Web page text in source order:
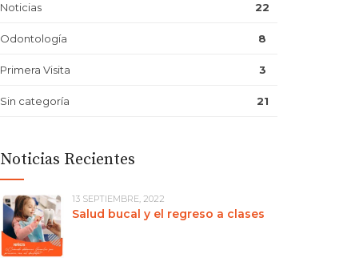
Noticias 22
Odontología 8
Primera Visita 3
Sin categoría 21
Noticias Recientes
13 SEPTIEMBRE, 2022
Salud bucal y el regreso a clases